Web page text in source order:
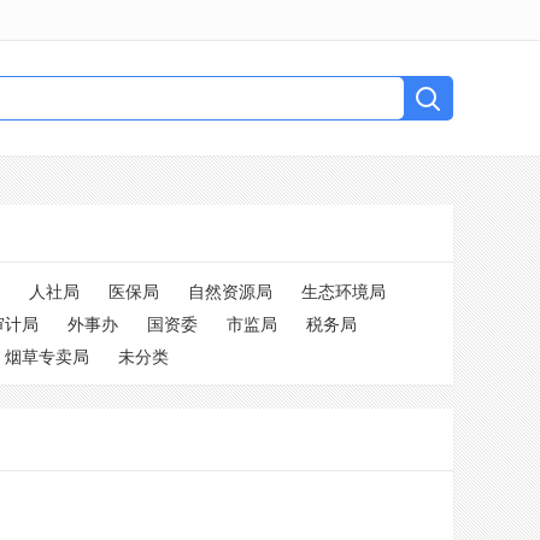
人社局 医保局 自然资源局
生态环境局
计局 外事办 国资委 市监局
税务局
烟草专卖局 未分类